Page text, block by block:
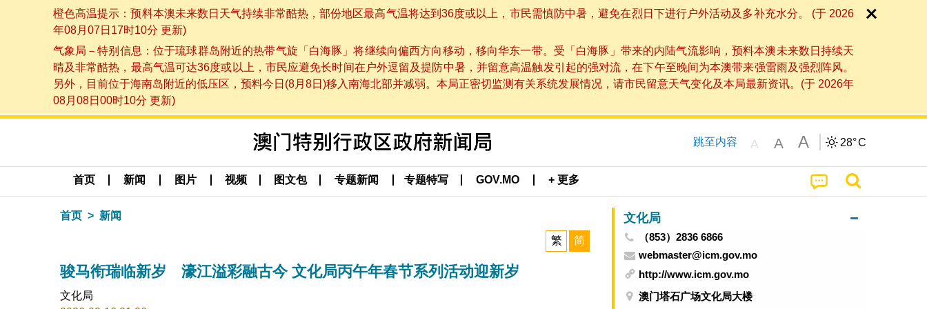
橙色高温提示：预料本澳未来数日天气持续非常酷热，部份地区最高气温将达到36度或以上，市民需慎防中暑，避免在烈日下进行户外活动及多补充水分。 (于 2026
年08月07日17时10分 更新)
气象局－特别信息：位于琉球群岛附近的热带气旋「白海豚」将继续向偏西方向移动，移向华东一带。受「白海豚」带来的内陆气流影响，预料本澳未来数日持续天
晴及非常酷热，最高气温可达36度或以上，市民应避免长时间在户外逗留及提防中暑，并留意高温触发引起的强对流，在下午至晚间为本澳带来强雷雨及强烈阵风。
另外，目前位于海南岛附近的低压区，预料今日(8月8日)移入南海北部并减弱。本局正密切监测有关系统发展情况，请市民留意天气变化及本局最新资讯。(于 2026年
08月08日00时10分 更新)
跳至内容 A A A 28°C
首页 新闻 图片 视频 图文包 专题新闻 专题特写 GOV.MO + 更多
首页 新闻
繁 简
骏马衔瑞临新岁 濠江溢彩融古今 文化局丙午年春节系列活动迎新岁
文化局
文化局
（853）2836 6866
webmaster@icm.gov.mo
http://www.icm.gov.mo
澳门塔石广场文化局大楼